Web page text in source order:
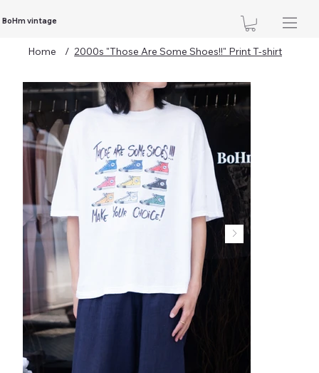
BoHm vintage
Home / 2000s "Those Are Some Shoes!!" Print T-shirt